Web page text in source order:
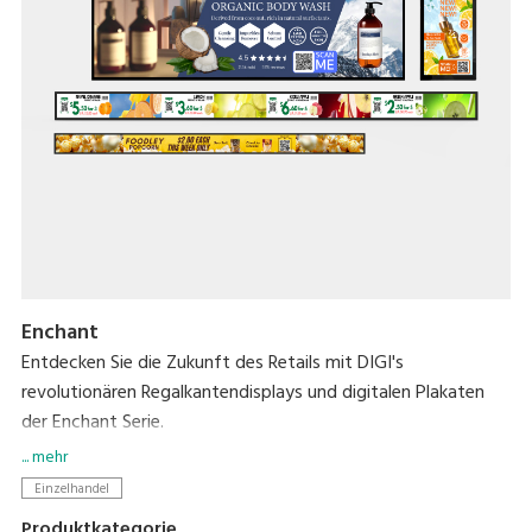
Enchant
Entdecken Sie die Zukunft des Retails mit DIGI's
revolutionären Regalkantendisplays und digitalen Plakaten
der Enchant Serie.
Diese hochmodernen Displays bieten lebendige HD-
... mehr
Einzelhandel